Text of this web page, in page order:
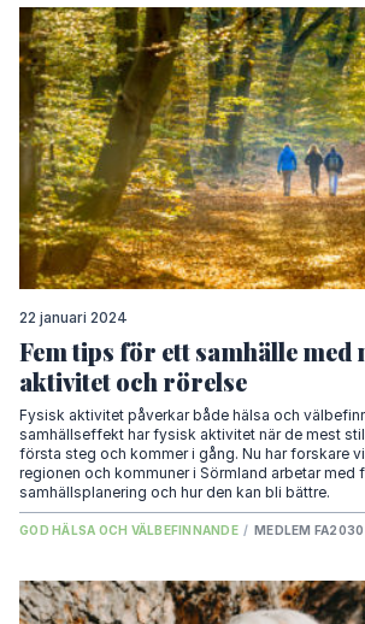
22 januari 2024
Fem tips för ett samhälle med
aktivitet och rörelse
Fysisk aktivitet påverkar både hälsa och
samhällseffekt har fysisk aktivitet när de mest
första steg och kommer i gång. Nu har forskare
regionen och kommuner i Sörmland arbetar med
samhällsplanering och hur den kan bli bättre.
GOD HÄLSA OCH VÄLBEFINNANDE / MEDLEM FA2030